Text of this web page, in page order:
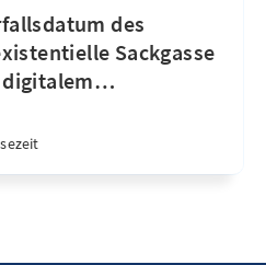
des
Sackgasse
…